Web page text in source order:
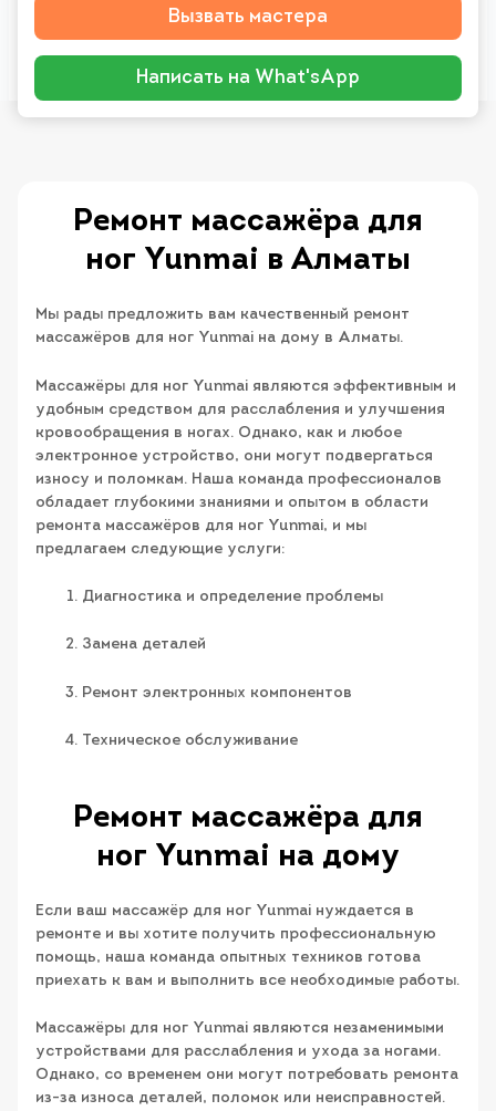
Вызвать мастера
Написать на What'sApp
Ремонт массажёра для
ног Yunmai в Алматы
Мы рады предложить вам качественный ремонт
массажёров для ног Yunmai на дому в Алматы.
Массажёры для ног Yunmai являются эффективным и
удобным средством для расслабления и улучшения
кровообращения в ногах. Однако, как и любое
электронное устройство, они могут подвергаться
износу и поломкам. Наша команда профессионалов
обладает глубокими знаниями и опытом в области
ремонта массажёров для ног Yunmai, и мы
предлагаем следующие услуги:
Диагностика и определение проблемы
Замена деталей
Ремонт электронных компонентов
Техническое обслуживание
Ремонт массажёра для
ног Yunmai на дому
Если ваш массажёр для ног Yunmai нуждается в
ремонте и вы хотите получить профессиональную
помощь, наша команда опытных техников готова
приехать к вам и выполнить все необходимые работы.
Массажёры для ног Yunmai являются незаменимыми
устройствами для расслабления и ухода за ногами.
Однако, со временем они могут потребовать ремонта
из-за износа деталей, поломок или неисправностей.